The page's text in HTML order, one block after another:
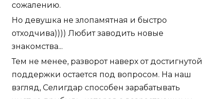
сожалению.
Но девушка не злопамятная и быстро
отходчива)))) Любит заводить новые
знакомства...
Тем не менее, разворот наверх от достигнутой
поддержки остается под вопросом. На наш
взгляд, Селигдар способен зарабатывать